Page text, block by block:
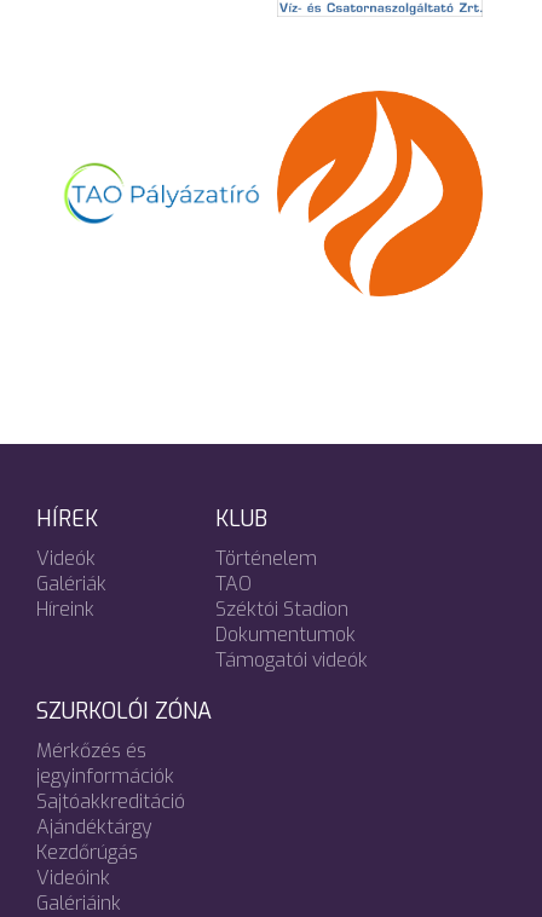
HÍREK
Videók
Galériák
Híreink
KLUB
Történelem
TAO
Széktói Stadion
Dokumentumok
Támogatói videók
SZURKOLÓI ZÓNA
Mérkőzés és
jegyinformációk
Sajtóakkreditáció
Ajándéktárgy
Kezdőrúgás
Videóink
Galériáink